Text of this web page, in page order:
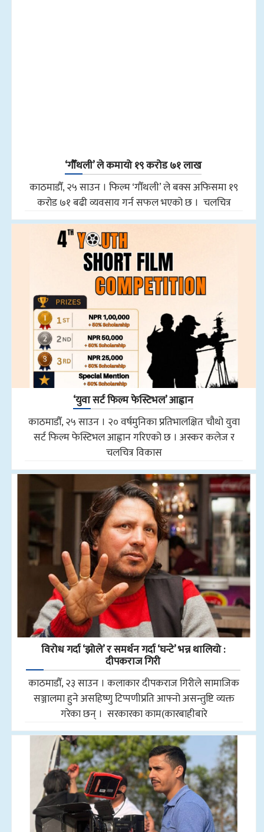
‘गौँथली’ ले कमायो १९ करोड ७१ लाख
काठमाडौँ, २५ साउन । फिल्म ‘गौँथली’ ले बक्स अफिसमा १९
करोड ७१ बढी व्यवसाय गर्न सफल भएको छ । चलचित्र
‘युवा सर्ट फिल्म फेस्टिभल’ आह्वान
काठमाडौँ, २५ साउन । २० वर्षमुनिका प्रतिभालक्षित चौथो युवा
सर्ट फिल्म फेस्टिभल आह्वान गरिएको छ । अस्कर कलेज र
चलचित्र विकास
विरोध गर्दा ‘झोले’ र समर्थन गर्दा ‘घन्टे’ भन्न थालियो :
दीपकराज गिरी
काठमाडौँ, २३ साउन । कलाकार दीपकराज गिरीले सामाजिक
सञ्जालमा हुने असहिष्णु टिप्पणीप्रति आफ्नो असन्तुष्टि व्यक्त
गरेका छन् । सरकारका काम(कारबाहीबारे